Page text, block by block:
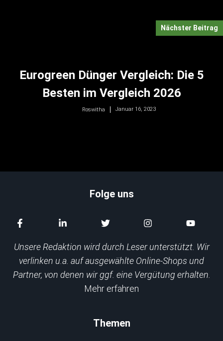
Nächster Beitrag
Eurogreen Dünger Vergleich: Die 5
Besten im Vergleich 2026
Roswitha Januar 16, 2023
Folge uns
Unsere Redaktion wird durch Leser unterstützt. Wir
verlinken u.a. auf ausgewählte Online-Shops und
Partner, von denen wir ggf. eine Vergütung erhalten.
Mehr erfahren
Themen